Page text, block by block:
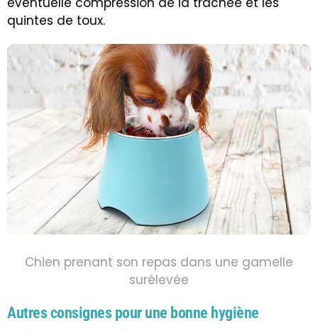
quintes de toux.
Chien prenant son repas dans une gamelle
surélevée
Autres consignes pour une bonne hygiène